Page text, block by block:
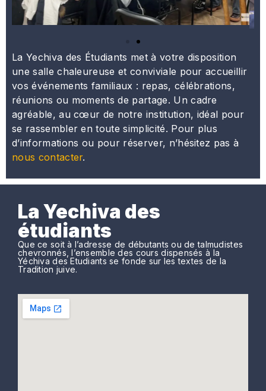
La Yechiva des Étudiants met à votre disposition
une salle chaleureuse et conviviale pour accueillir
vos événements familiaux : repas, célébrations,
réunions ou moments de partage. Un cadre
agréable, au cœur de notre institution, idéal pour
se rassembler en toute simplicité. Pour plus
d’informations ou pour réserver, n’hésitez pas à
nous contacter.
La Yechiva des
étudiants
Que ce soit à l’adresse de débutants ou de talmudistes
chevronnés, l’ensemble des cours dispensés à la
Yéchiva des Etudiants se fonde sur les textes de la
Tradition juive.